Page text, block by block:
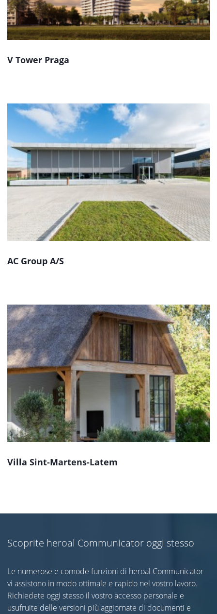
V Tower Praga
AC Group A/S
Villa Sint-Martens-Latem
Scoprite heroal Communicator oggi stesso
Le numerose e comode funzioni di heroal Communicator
vi assistono in modo ottimale e rapido nel vostro lavoro.
Richiedete oggi stesso il vostro accesso personale e
usufruite delle versioni più aggiornate di documenti e